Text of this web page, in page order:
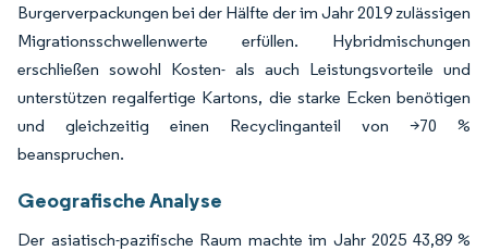
Burgerverpackungen bei der Hälfte der im Jahr 2019 zulässigen
Migrationsschwellenwerte erfüllen. Hybridmischungen
erschließen sowohl Kosten- als auch Leistungsvorteile und
unterstützen regalfertige Kartons, die starke Ecken benötigen
und gleichzeitig einen Recyclinganteil von >70 %
beanspruchen.
Geografische Analyse
Der asiatisch-pazifische Raum machte im Jahr 2025 43,89 %